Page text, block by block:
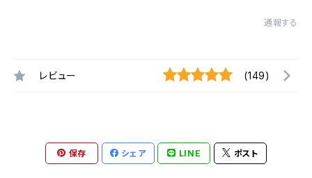
通報する
レビュー (149)
保存 シェア LINE ポスト